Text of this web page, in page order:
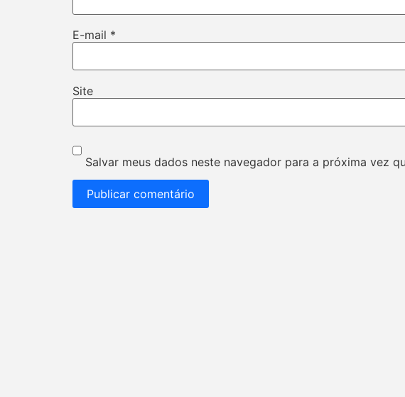
E-mail *
Site
Salvar meus dados neste navegador para a próxima vez